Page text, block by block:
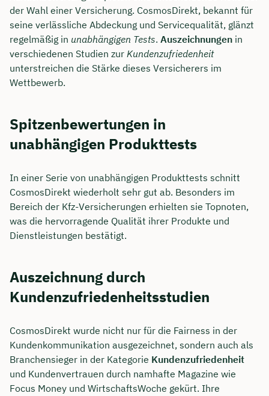
der Wahl einer Versicherung. CosmosDirekt, bekannt für
seine verlässliche Abdeckung und Servicequalität, glänzt
regelmäßig in unabhängigen Tests. Auszeichnungen in
verschiedenen Studien zur Kundenzufriedenheit
unterstreichen die Stärke dieses Versicherers im
Wettbewerb.
Spitzenbewertungen in
unabhängigen Produkttests
In einer Serie von unabhängigen Produkttests schnitt
CosmosDirekt wiederholt sehr gut ab. Besonders im
Bereich der Kfz-Versicherungen erhielten sie Topnoten,
was die hervorragende Qualität ihrer Produkte und
Dienstleistungen bestätigt.
Auszeichnung durch
Kundenzufriedenheitsstudien
CosmosDirekt wurde nicht nur für die Fairness in der
Kundenkommunikation ausgezeichnet, sondern auch als
Branchensieger in der Kategorie Kundenzufriedenheit
und Kundenvertrauen durch namhafte Magazine wie
Focus Money und WirtschaftsWoche gekürt. Ihre